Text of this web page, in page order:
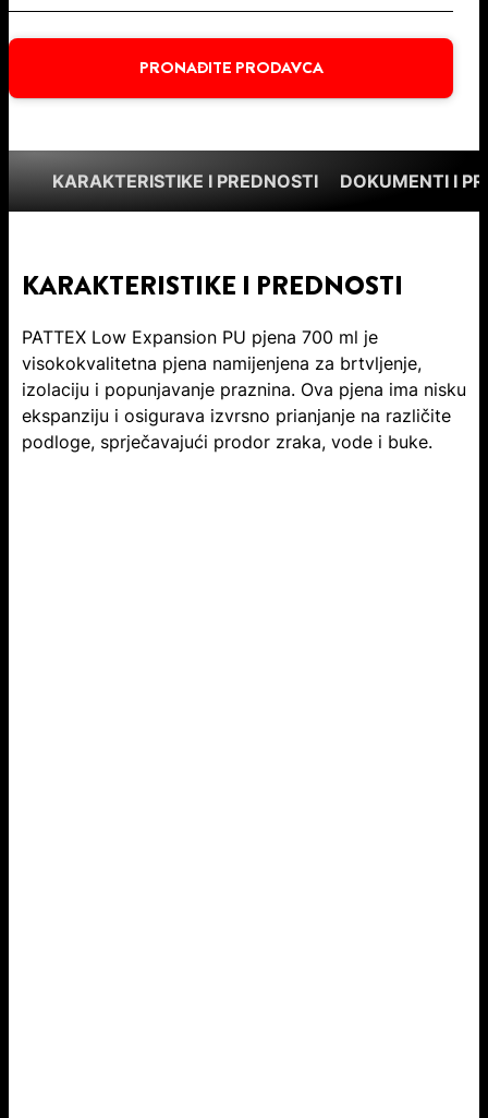
PRONAĐITE PRODAVCA
KARAKTERISTIKE I PREDNOSTI DOKUMENTI I
KARAKTERISTIKE I PREDNOSTI
PATTEX Low Expansion PU pjena 700 ml je
visokokvalitetna pjena namijenjena za brtvljenje,
izolaciju i popunjavanje praznina. Ova pjena ima nisku
ekspanziju i osigurava izvrsno prianjanje na različite
podloge, sprječavajući prodor zraka, vode i buke.